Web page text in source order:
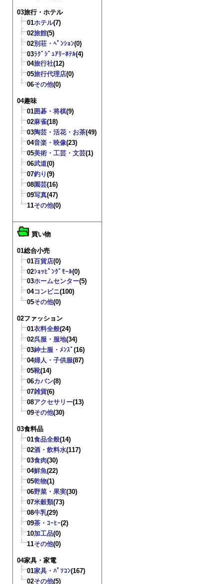
03旅行・ホテル
01ホテル(7)
02旅館(5)
02別荘・ﾍﾟﾝｼｮﾝ(0)
03ﾗｸﾞｼﾞｭｱﾘｰﾎﾃﾙ(4)
04旅行社(12)
05旅行代理店(0)
06その他(0)
04趣味
01囲碁・将棋(9)
02麻雀(18)
03陶芸・活花・お茶(49)
04音楽・映像(23)
05美術・工芸・文芸(1)
06武道(0)
07釣り(9)
08園芸(16)
09写真(47)
11その他(0)
買い物
01総合小売
01百貨店(0)
02ｼｮｯﾋﾟﾝｸﾞﾓｰﾙ(0)
03ホームセンター(5)
04コンビニ(100)
05その他(0)
02ファッション
01衣料全般(24)
02呉服・服地(34)
03紳士服・ﾒﾝｽﾞ(16)
04婦人・子供服(87)
05靴(14)
06カバン(8)
07雑貨(6)
08アクセサリー(13)
09その他(30)
03食料品
01食品全般(14)
02酒・飲料水(117)
03食肉(30)
04鮮魚(22)
05乾物(1)
06野菜・果実(30)
07米穀類(73)
08牛乳(29)
09茶・ｺｰﾋｰ(2)
10加工品(0)
11その他(0)
04家具・家電
01家具・ﾊﾟｿｺﾝ(167)
02その他(5)